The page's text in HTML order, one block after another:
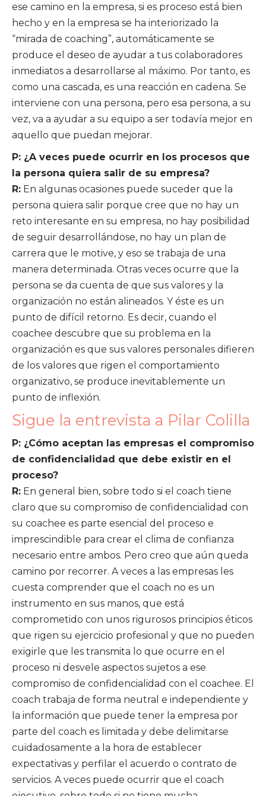
ese camino en la empresa, si es proceso está bien
hecho y en la empresa se ha interiorizado la
“mirada de coaching”, automáticamente se
produce el deseo de ayudar a tus colaboradores
inmediatos a desarrollarse al máximo. Por tanto, es
como una cascada, es una reacción en cadena. Se
interviene con una persona, pero esa persona, a su
vez, va a ayudar a su equipo a ser todavía mejor en
aquello que puedan mejorar.
P: ¿A veces puede ocurrir en los procesos que
la persona quiera salir de su empresa?
R: En algunas ocasiones puede suceder que la
persona quiera salir porque cree que no hay un
reto interesante en su empresa, no hay posibilidad
de seguir desarrollándose, no hay un plan de
carrera que le motive, y eso se trabaja de una
manera determinada. Otras veces ocurre que la
persona se da cuenta de que sus valores y la
organización no están alineados. Y éste es un
punto de difícil retorno. Es decir, cuando el
coachee descubre que su problema en la
organización es que sus valores personales difieren
de los valores que rigen el comportamiento
organizativo, se produce inevitablemente un
punto de inflexión.
Sigue la entrevista a Pilar Colilla
P: ¿Cómo aceptan las empresas el compromiso
de confidencialidad que debe existir en el
proceso?
R: En general bien, sobre todo si el coach tiene
claro que su compromiso de confidencialidad con
su coachee es parte esencial del proceso e
imprescindible para crear el clima de confianza
necesario entre ambos. Pero creo que aún queda
camino por recorrer. A veces a las empresas les
cuesta comprender que el coach no es un
instrumento en sus manos, que está
comprometido con unos rigurosos principios éticos
que rigen su ejercicio profesional y que no pueden
exigirle que les transmita lo que ocurre en el
proceso ni desvele aspectos sujetos a ese
compromiso de confidencialidad con el coachee. El
coach trabaja de forma neutral e independiente y
la información que puede tener la empresa por
parte del coach es limitada y debe delimitarse
cuidadosamente a la hora de establecer
expectativas y perfilar el acuerdo o contrato de
servicios. A veces puede ocurrir que el coach